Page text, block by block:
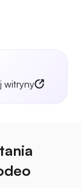
witryny